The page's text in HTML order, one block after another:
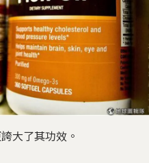
大了其功效。